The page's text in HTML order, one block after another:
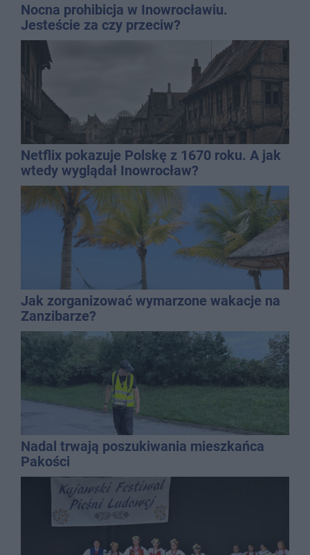
Nocna prohibicja w Inowrocławiu.
Jesteście za czy przeciw?
Netflix pokazuje Polskę z 1670 roku. A jak
wtedy wyglądał Inowrocław?
Jak zorganizować wymarzone wakacje na
Zanzibarze?
Nadal trwają poszukiwania mieszkańca
Pakości